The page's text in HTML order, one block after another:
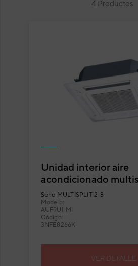
4 Productos
Unidad interior aire
acondicionado
cassette Fuji Electric
MI
Serie MULTISPLIT 2-8
Modelo:
AUF9UI-MI
Código:
3NFE8266K
VER DETALLE